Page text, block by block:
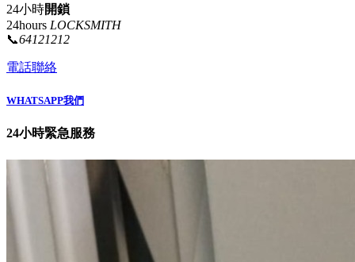
24小時開鎖
24hours LOCKSMITH
📞64121212
電話聯絡
WHATSAPP我們
24小時緊急服務